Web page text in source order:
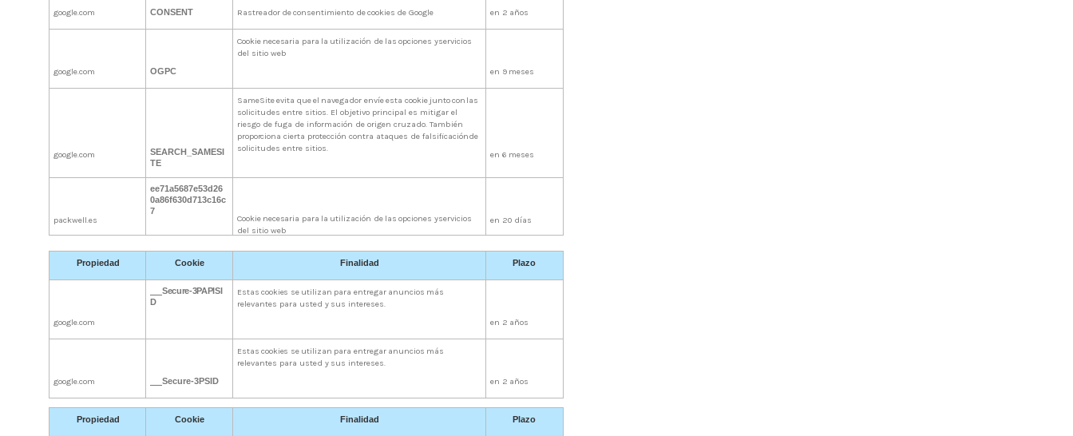
google.com CONSENT Rastreador deconsentimiento decookies de Google en 2 años
google.com OGPC
Cookie necesaria para la utilización de las opciones yservicios
del sitio web
en 9 meses
google.com
SEARCH_SAMESI
TE
SameSiteevita queel navegador envíeesta cookie juntocon las
solicitudes entre sitios. El objetivo principal es mitigar el
riesgo de fuga de información de origen cruzado. También
proporciona cierta protección contra ataques de falsificaciónde
solicitudes entre sitios.
en 6 meses
packwell.es
ee71a5687e53d26
0a86f630d713c16c
7
Cookie necesaria para la utilización de las opciones yservicios
del sitio web
en 20 días
Propiedad Cookie Finalidad Plazo
google.com
Secure-3PAPISI
D
Estas cookies se utilizan para entregar anuncios más
relevantes para usted y sus intereses.
en 2 años
google.com Secure-3PSID
Estas cookies se utilizan para entregar anuncios más
relevantes para usted y sus intereses.
en 2 años
Propiedad Cookie Finalidad Plazo